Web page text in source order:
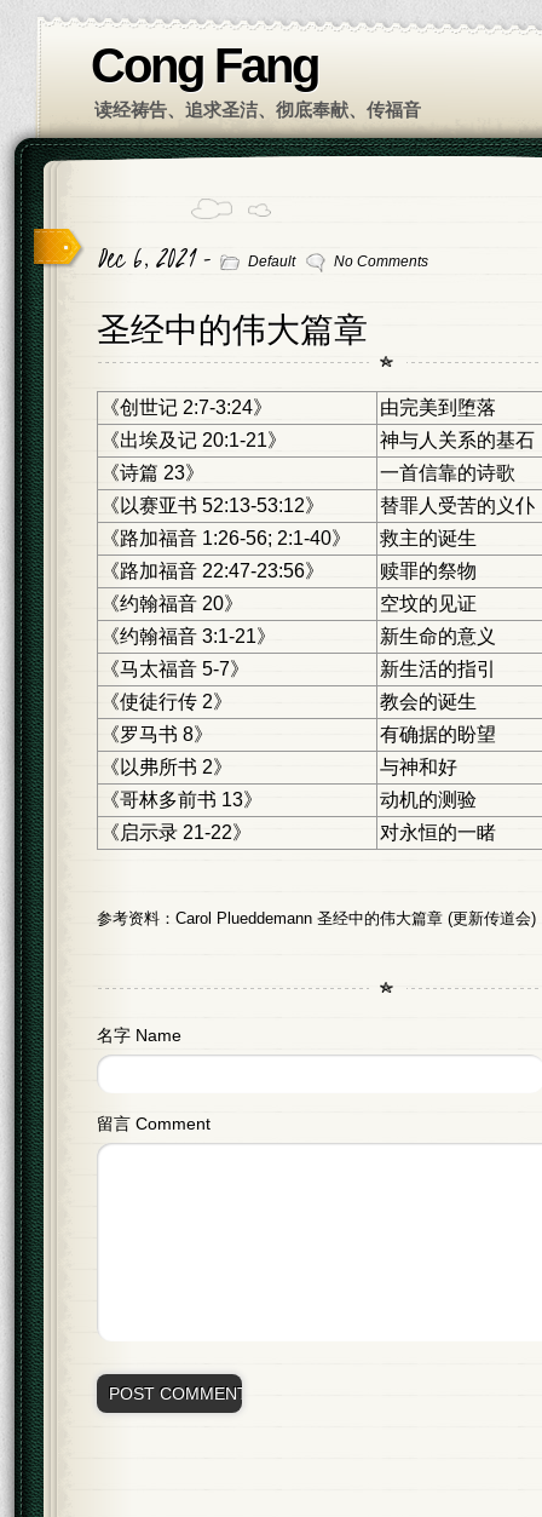
Cong Fang
读经祷告、追求圣洁、彻底奉献、传福音
Dec 6, 2021 - Default No Comments
圣经中的伟大篇章
《创世记 2:7-3:24》
由完美到堕落
《出埃及记 20:1-21》
神与人关系的基石
《诗篇 23》
一首信靠的诗歌
《以赛亚书 52:13-53:12》
替罪人受苦的义仆
《路加福音 1:26-56; 2:1-40》
救主的诞生
《路加福音 22:47-23:56》
赎罪的祭物
《约翰福音 20》
空坟的见证
《约翰福音 3:1-21》
新生命的意义
《马太福音 5-7》
新生活的指引
《使徒行传 2》
教会的诞生
《罗马书 8》
有确据的盼望
《以弗所书 2》
与神和好
《哥林多前书 13》
动机的测验
《启示录 21-22》
对永恒的一睹
参考资料：Carol Plueddemann 圣经中的伟大篇章 (更新传道会)
名字 Name
留言 Comment